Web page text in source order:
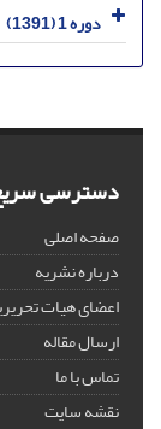
دوره 1 (1391)
دسترسی
صفحه اصلی
درباره نشریه
اعضای هیات
ارسال مقاله
تماس با ما
نقشه سایت